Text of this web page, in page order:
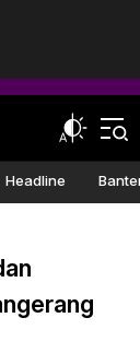
Headline